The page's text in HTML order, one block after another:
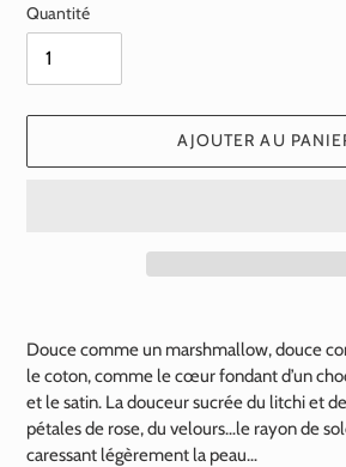
Quantité
AJOUTER AU
d'un
produit
votre
panier
Douce comme un marshmallow, douce
le coton, comme le cœur fondant d’un
et le satin. La douceur sucrée du litchi et
pétales de rose, du velours…le rayon de
caressant légèrement la peau…